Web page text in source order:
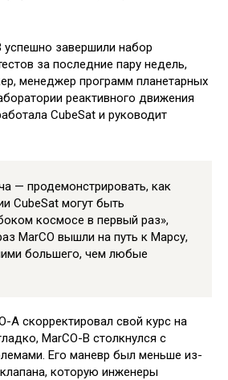
успешно завершили набор
за последние пару недель,
менеджер программ планетарных
реактивного движения
CubeSat и руководит
— продемонстрировать, как
CubeSat могут быть
космосе в первый раз»,
MarCO вышли на путь к Марсу,
большего, чем любые
A скорректировал свой курс на
MarCO-B столкнулся с
Его маневр был меньше из-
которую инженеры